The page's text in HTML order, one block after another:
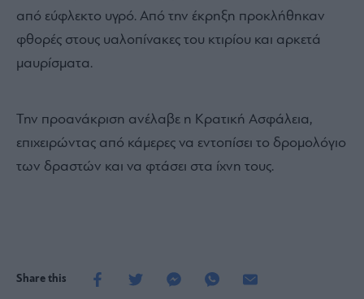
από εύφλεκτο υγρό. Από την έκρηξη προκλήθηκαν
φθορές στους υαλοπίνακες του κτιρίου και αρκετά
μαυρίσματα.
Την προανάκριση ανέλαβε η Κρατική Ασφάλεια,
επιχειρώντας από κάμερες να εντοπίσει το δρομολόγιο
των δραστών και να φτάσει στα ίχνη τους.
Share this